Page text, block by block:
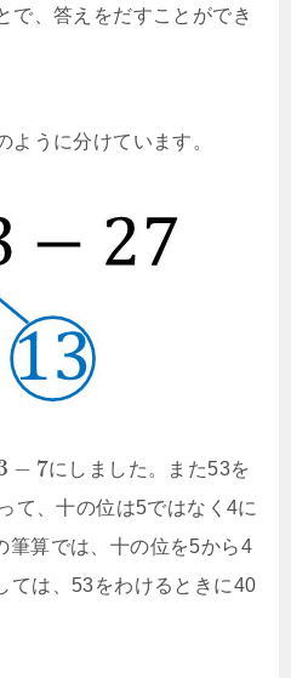
で、答えをだすことができ
ように分けています。
− 7にしました。また53を
て、十の位は5ではなく4に
筆算では、十の位を5から4
ては、53をわけるときに40